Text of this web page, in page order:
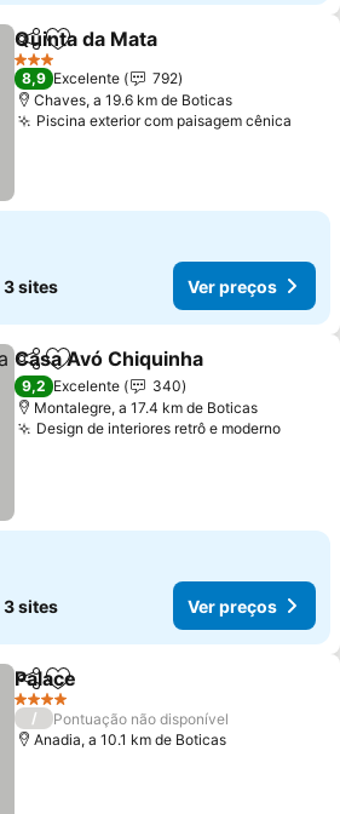
PartilharAdicionar aos favoritos
Quinta da Mata
3 Estrelas
8,9 Excelente
792
Chaves, a 19.6 km de Boticas
Piscina exterior com paisagem cênica
3 sites Ver preços
PartilharAdicionar aos favoritos
Casa Avó Chiquinha
9,2 Excelente
340
Montalegre, a 17.4 km de Boticas
Design de interiores retrô e moderno
3 sites Ver preços
PartilharAdicionar aos favoritos
Palace
4 Estrelas
/
Pontuação não disponível
Anadia, a 10.1 km de Boticas